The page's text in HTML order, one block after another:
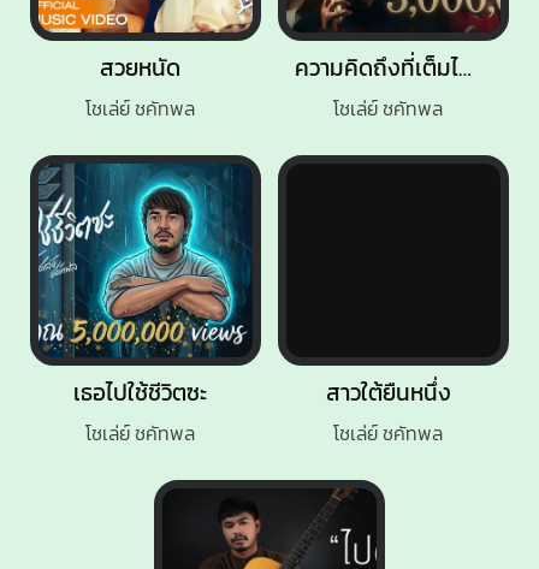
ความคิดถึงที่เต็มไปด้วยน้ำตา
โชเล่ย์ ชคัทพล
เธอไปใช้ชีวิตซะ
โชเล่ย์ ชคัทพล
สวยหนัด
โชเล่ย์ ชคัทพล
สาวใต้ยืนหนึ่ง
โชเล่ย์ ชคัทพล